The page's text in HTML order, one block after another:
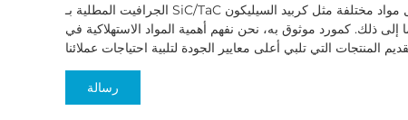
الجرافيت المطلية بـ SiC/TaC ومنتجات السيراميك، والتي تشمل مواد مختلفة مثل كربيد السيليكون
إلى ذلك. كمورد موثوق به، نحن نفهم أهمية المواد الاستهلاكية في
رسالة